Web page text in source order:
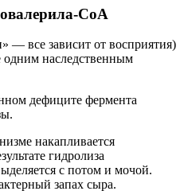
СоА
все зависит от восприятия)
наследственным
дефиците фермента
накапливается
гидролиза
с потом и мочой.
запах сыра.